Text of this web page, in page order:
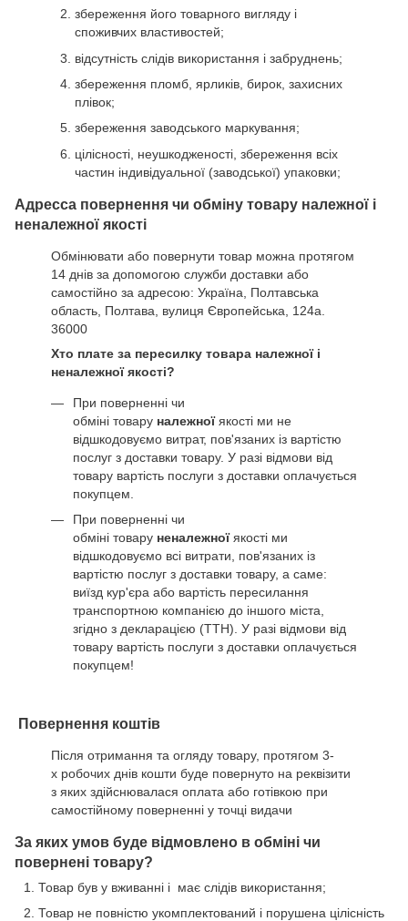
збереження його товарного вигляду і
споживчих властивостей;
відсутність слідів використання і забруднень;
збереження пломб, ярликів, бирок, захисних
плівок;
збереження заводського маркування;
цілісності, неушкодженості, збереження всіх
частин індивідуальної (заводської) упаковки;
Адресса повернення чи обміну товару належної і
неналежної якості
Обмінювати або повернути товар можна протягом
14 днів за допомогою служби доставки або
самостійно за адресою: Україна, Полтавська
область, Полтава, вулиця Європейська, 124а.
36000
Хто плате за пересилку товара належної і
неналежної якості?
При поверненні чи
обміні товару належноїякості ми не
відшкодовуємо витрат, пов'язаних із вартістю
послуг з доставки товару. У разі відмови від
товару вартість послуги з доставки оплачується
покупцем.
При поверненні чи
обміні товару неналежноїякості ми
відшкодовуємо всі витрати, пов'язаних із
вартістю послуг з доставки товару, а саме:
виїзд кур'єра або вартість пересилання
транспортною компанією до іншого міста,
згідно з декларацією (ТТН). У разі відмови від
товару вартість послуги з доставки оплачується
покупцем!
Повернення коштів
Після отримання та огляду товару, протягом 3-
х робочих днів кошти буде повернуто на реквізити
з яких здійснювалася оплата або готівкою при
самостійному поверненні у точці видачи
За яких умов буде відмовлено в обміні чи
повернені товару?
Товар був у вживанні і має слідів використання;
Товар не повністю укомплектований і порушена цілісність